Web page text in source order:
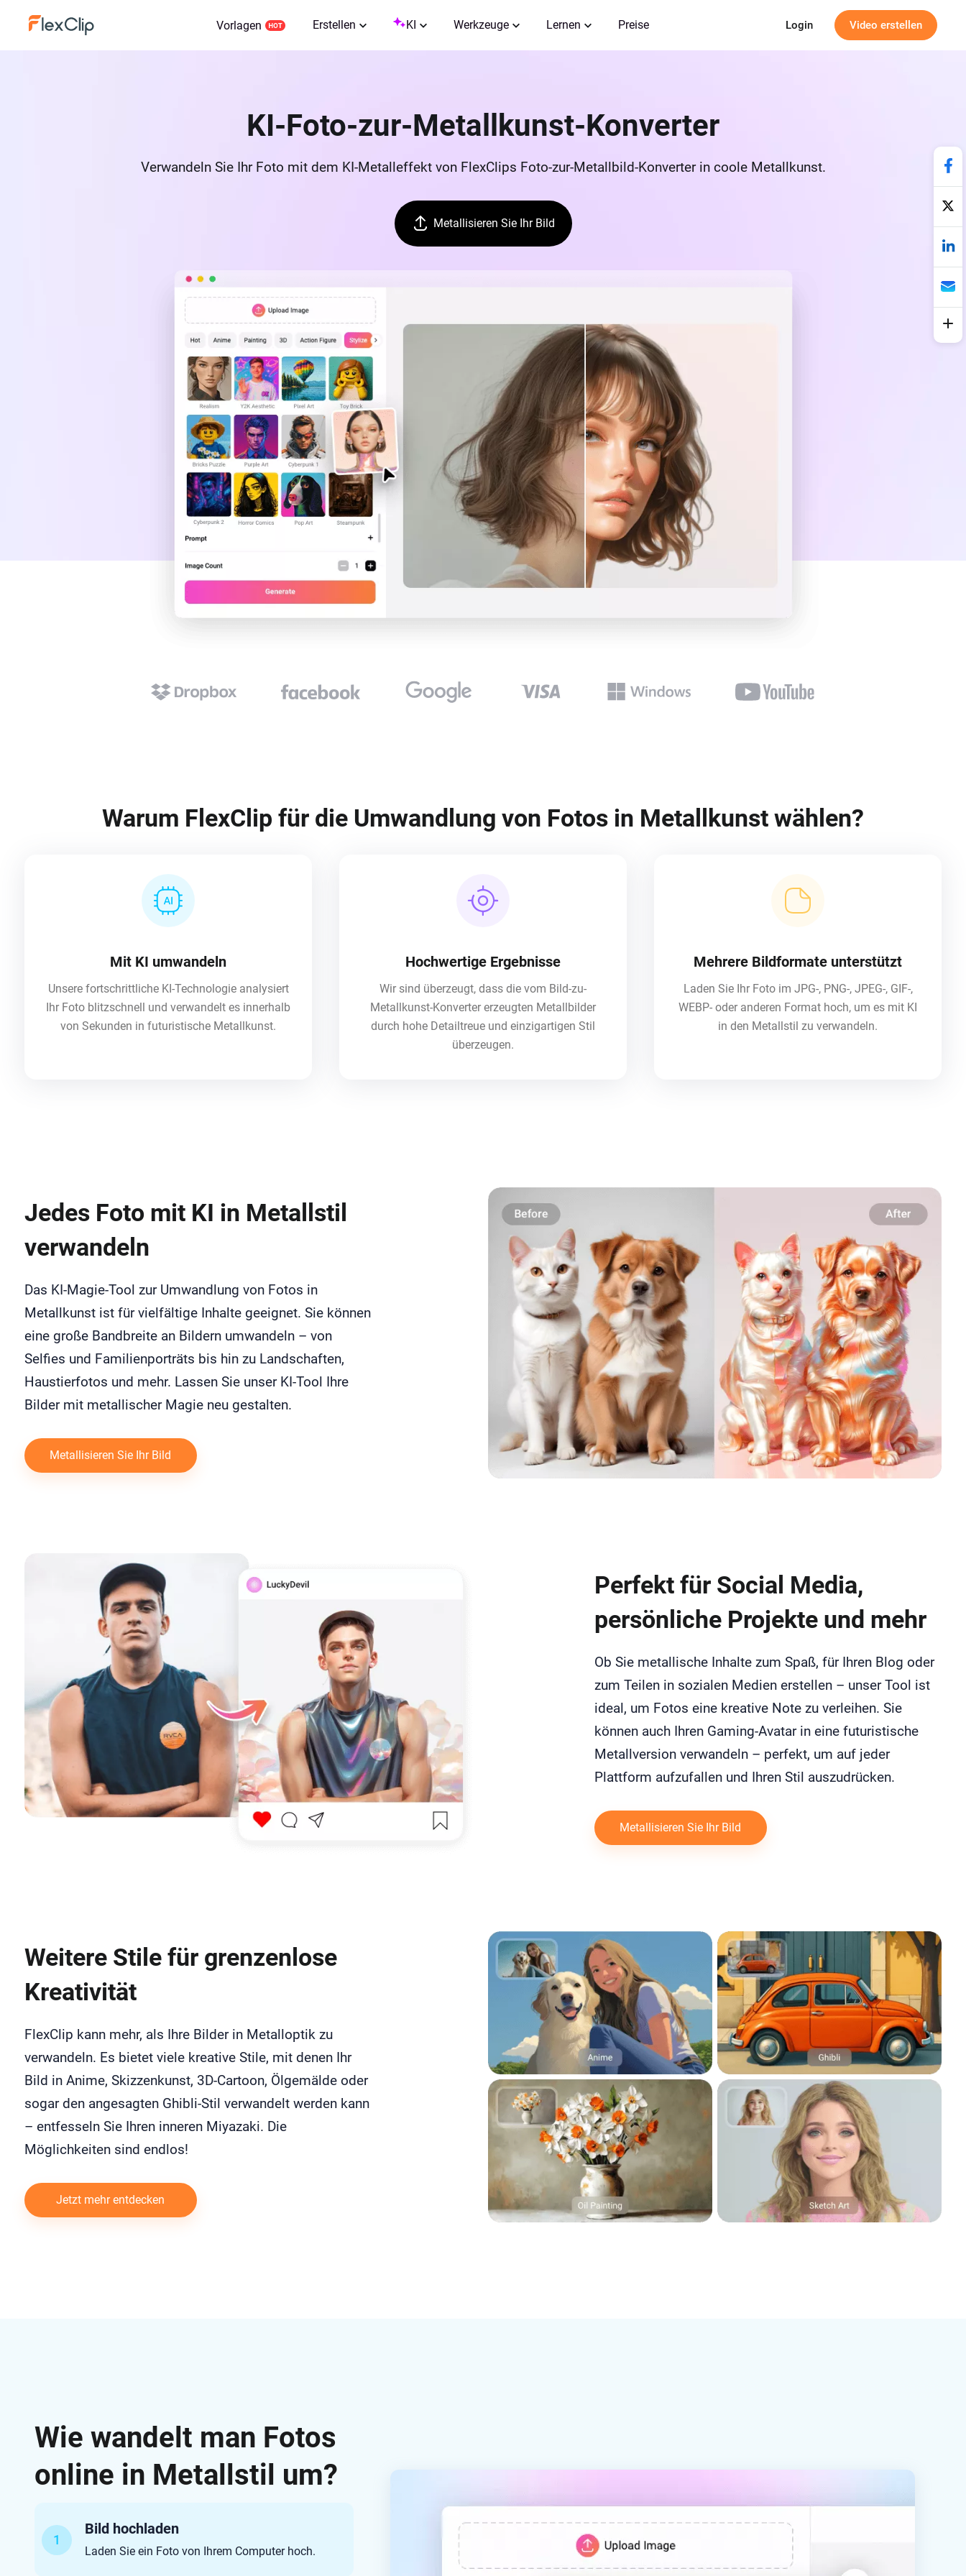
Vorlagen Erstellen KI Werkzeuge Lernen Preise Login Video erstellen
KI-Foto-zur-Metallkunst-Konverter
Verwandeln Sie Ihr Foto mit dem KI-Metalleffekt von FlexClips Foto-zur-Metallbild-Konverter in coole Metallkunst.
Metallisieren Sie Ihr Bild
Warum FlexClip für die Umwandlung von Fotos in Metallkunst wählen?
Mit KI umwandeln
Unsere fortschrittliche KI-Technologie analysiert
Ihr Foto blitzschnell und verwandelt es innerhalb
von Sekunden in futuristische Metallkunst.
Hochwertige Ergebnisse
Wir sind überzeugt, dass die vom Bild-zu-
Metallkunst-Konverter erzeugten Metallbilder
durch hohe Detailtreue und einzigartigen Stil
überzeugen.
Mehrere Bildformate unterstützt
Laden Sie Ihr Foto im JPG-, PNG-, JPEG-, GIF-,
WEBP- oder anderen Format hoch, um es mit KI
in den Metallstil zu verwandeln.
Jedes Foto mit KI in Metallstil
verwandeln
Das KI-Magie-Tool zur Umwandlung von Fotos in
Metallkunst ist für vielfältige Inhalte geeignet. Sie können
eine große Bandbreite an Bildern umwandeln – von
Selfies und Familienporträts bis hin zu Landschaften,
Haustierfotos und mehr. Lassen Sie unser KI-Tool Ihre
Bilder mit metallischer Magie neu gestalten.
Metallisieren Sie Ihr Bild
Perfekt für Social Media,
persönliche Projekte und mehr
Ob Sie metallische Inhalte zum Spaß, für Ihren Blog oder
zum Teilen in sozialen Medien erstellen – unser Tool ist
ideal, um Fotos eine kreative Note zu verleihen. Sie
können auch Ihren Gaming-Avatar in eine futuristische
Metallversion verwandeln – perfekt, um auf jeder
Plattform aufzufallen und Ihren Stil auszudrücken.
Metallisieren Sie Ihr Bild
Weitere Stile für grenzenlose
Kreativität
FlexClip kann mehr, als Ihre Bilder in Metalloptik zu
verwandeln. Es bietet viele kreative Stile, mit denen Ihr
Bild in Anime, Skizzenkunst, 3D-Cartoon, Ölgemälde oder
sogar den angesagten Ghibli-Stil verwandelt werden kann
– entfesseln Sie Ihren inneren Miyazaki. Die
Möglichkeiten sind endlos!
Jetzt mehr entdecken
Wie wandelt man Fotos
online in Metallstil um?
1
Bild hochladen
Laden Sie ein Foto von Ihrem Computer hoch.